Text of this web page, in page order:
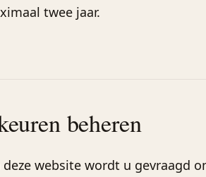
twee jaar.
beheren
deze website wordt u gevraagd